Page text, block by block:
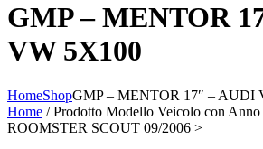
GMP – MENTOR
VW 5X100
HomeShopGMP – MENTOR 17″ – AUDI
Home / Prodotto Modello Veicolo con
ROOMSTER SCOUT 09/2006 >